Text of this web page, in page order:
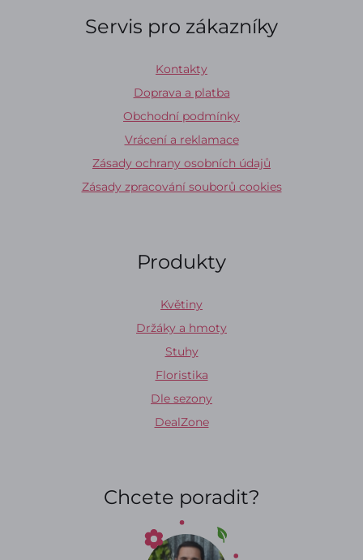
Servis pro zákazníky
Kontakty
Doprava a platba
Obchodní podmínky
Vrácení a reklamace
Zásady ochrany osobních údajů
Zásady zpracování souborů cookies
Produkty
Květiny
Držáky a hmoty
Stuhy
Floristika
Dle sezony
DealZone
Chcete poradit?